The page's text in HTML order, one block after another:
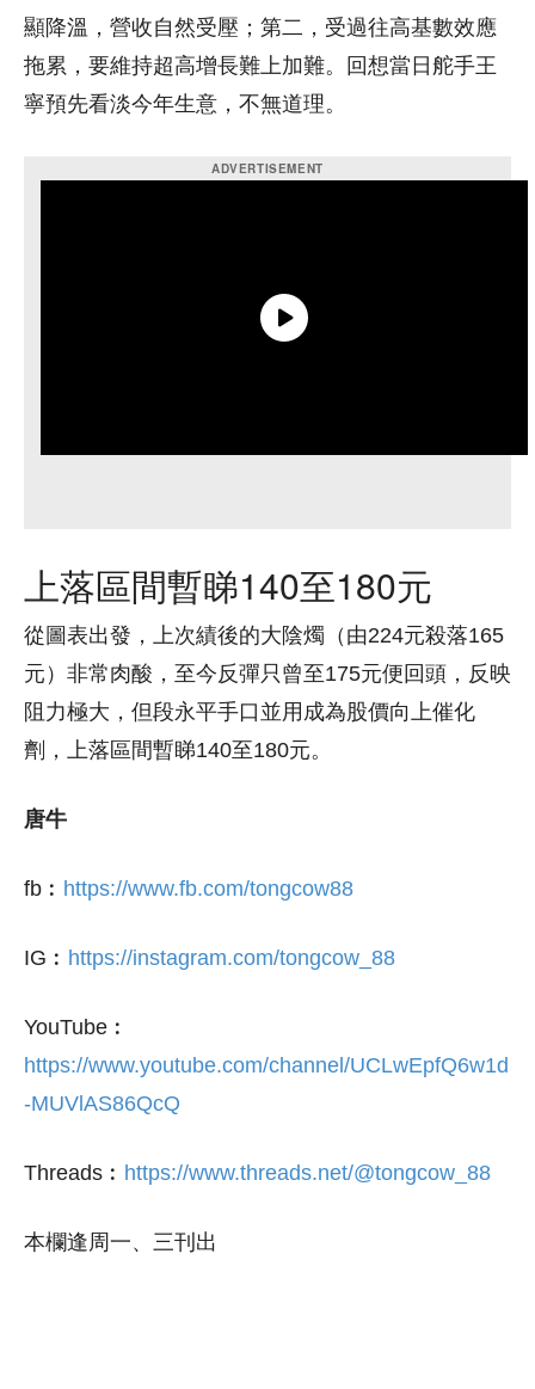
顯降溫，營收自然受壓；第二，受過往高基數效應
拖累，要維持超高增長難上加難。回想當日舵手王
寧預先看淡今年生意，不無道理。
上落區間暫睇140至180元
從圖表出發，上次績後的大陰燭（由224元殺落165
元）非常肉酸，至今反彈只曾至175元便回頭，反映
阻力極大，但段永平手口並用成為股價向上催化
劑，上落區間暫睇140至180元。
唐牛
fb︰ https://www.fb.com/tongcow88
IG︰ https://instagram.com/tongcow_88
YouTube︰
https://www.youtube.com/channel/UCLwEpfQ6w1d
-MUVlAS86QcQ
Threads︰ https://www.threads.net/@tongcow_88
本欄逢周一、三刊出